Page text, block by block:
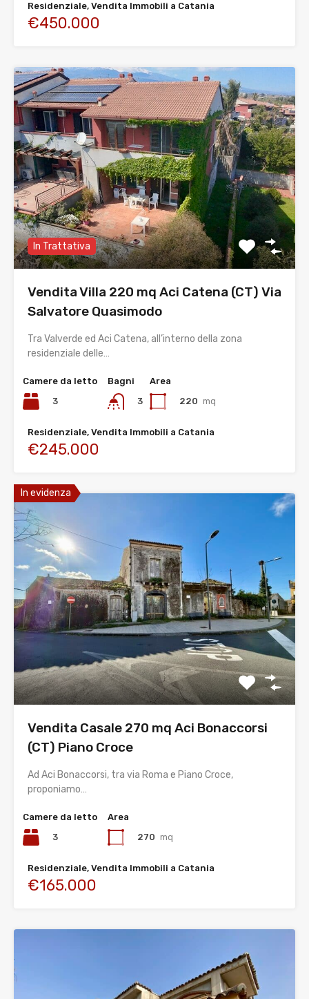
Residenziale, Vendita Immobili a Catania
€450.000
In Trattativa
Vendita Villa 220 mq Aci Catena (CT) Via
Salvatore Quasimodo
Tra Valverde ed Aci Catena, all’interno della zona
residenziale delle…
Camere da letto
3
Bagni
3
Area
220 mq
Residenziale, Vendita Immobili a Catania
€245.000
In evidenza
Vendita Casale 270 mq Aci Bonaccorsi
(CT) Piano Croce
Ad Aci Bonaccorsi, tra via Roma e Piano Croce,
proponiamo…
Camere da letto
3
Area
270 mq
Residenziale, Vendita Immobili a Catania
€165.000